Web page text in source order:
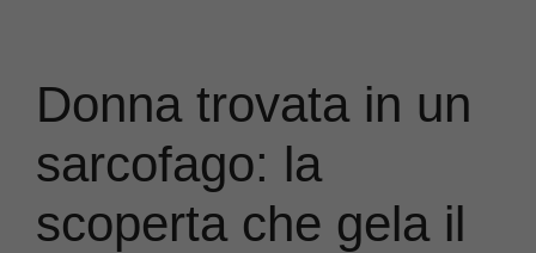
Donna trovata in un
sarcofago: la
scoperta che gela il